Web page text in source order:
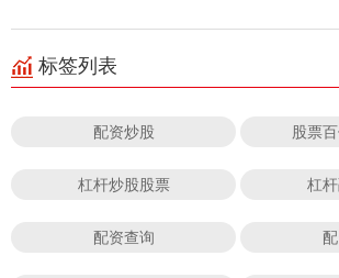
标签列表
配资炒股 股票
杠杆炒股股票 杠
配资查询